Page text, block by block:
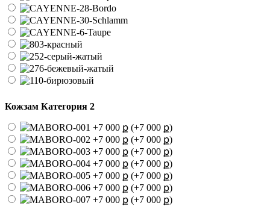
Кожзам Категория 2
(+7 000 ք)
(+7 000 ք)
(+7 000 ք)
(+7 000 ք)
(+7 000 ք)
(+7 000 ք)
(+7 000 ք)